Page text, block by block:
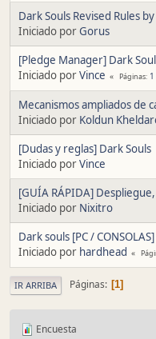
Dark Souls Revised Rules
Iniciado porGorus
[Pledge Manager] Dark
Iniciado porVince Páginas 1
Mecanismos ampliados de
Iniciado por Koldun
[Dudas y reglas] Dark Souls
Iniciado porVince
[GUÍA RÁPIDA]
Iniciado por Nixitro
Dark souls [PC /
Iniciado por hardhead
IR ARRIBA Páginas 1
Encuesta